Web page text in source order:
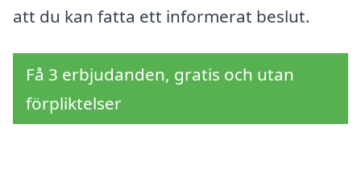
att du kan fatta ett informerat beslut.
Få 3 erbjudanden, gratis och utan
förpliktelser